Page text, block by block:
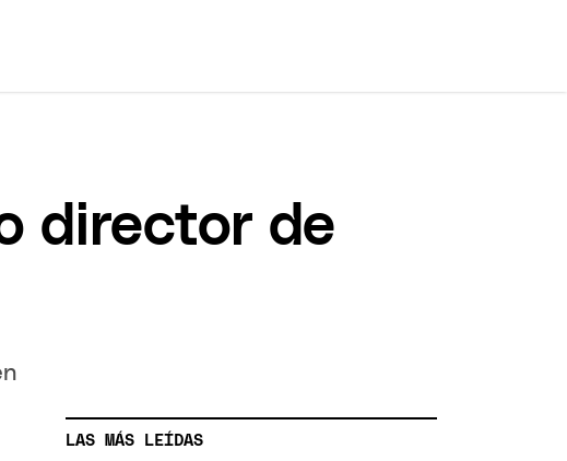
director de
LAS MÁS LEÍDAS